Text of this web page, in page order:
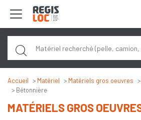
Accueil Matériel Matériels gros oeuvres
Bétonnière
MATÉRIELS GROS
Panneau de gestion des cookies